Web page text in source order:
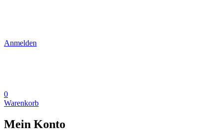
Anmelden
0
Warenkorb
Mein Konto